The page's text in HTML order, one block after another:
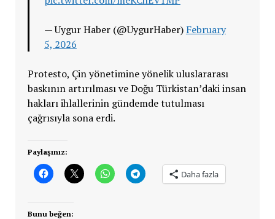
— Uygur Haber (@UygurHaber) February
5, 2026
Protesto, Çin yönetimine yönelik uluslararası
baskının artırılması ve Doğu Türkistan’daki insan
hakları ihlallerinin gündemde tutulması
çağrısıyla sona erdi.
Paylaşınız:
Daha fazla
Bunu beğen: